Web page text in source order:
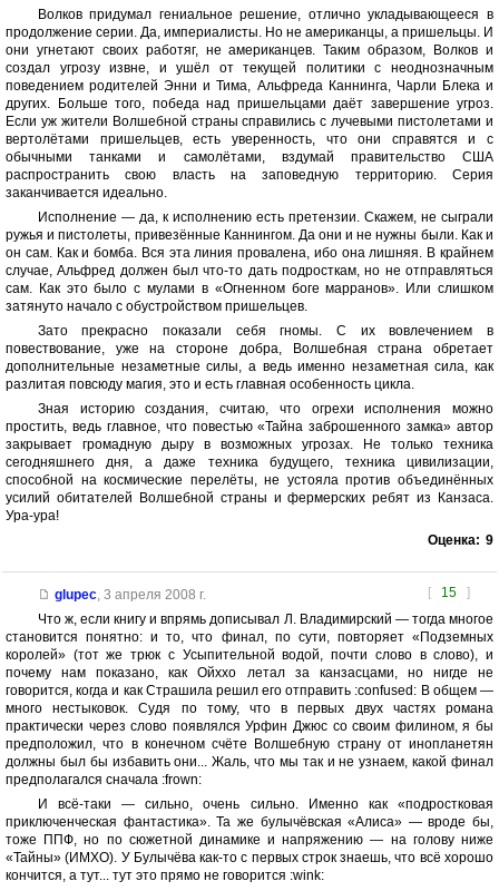
Волков придумал гениальное решение, отлично укладывающееся в
продолжение серии. Да, империалисты. Но не американцы, а пришельцы. И
они угнетают своих работяг, не американцев. Таким образом, Волков и
создал угрозу извне, и ушёл от текущей политики с неоднозначным
поведением родителей Энни и Тима, Альфреда Каннинга, Чарли Блека и
других. Больше того, победа над пришельцами даёт завершение угроз.
Если уж жители Волшебной страны справились с лучевыми пистолетами и
вертолётами пришельцев, есть уверенность, что они справятся и с
обычными танками и самолётами, вздумай правительство США
распространить свою власть на заповедную территорию. Серия
заканчивается идеально.
Исполнение — да, к исполнению есть претензии. Скажем, не сыграли
ружья и пистолеты, привезённые Каннингом. Да они и не нужны были. Как и
он сам. Как и бомба. Вся эта линия провалена, ибо она лишняя. В крайнем
случае, Альфред должен был что-то дать подросткам, но не отправляться
сам. Как это было с мулами в «Огненном боге марранов». Или слишком
затянуто начало с обустройством пришельцев.
Зато прекрасно показали себя гномы. С их вовлечением в
повествование, уже на стороне добра, Волшебная страна обретает
дополнительные незаметные силы, а ведь именно незаметная сила, как
разлитая повсюду магия, это и есть главная особенность цикла.
Зная историю создания, считаю, что огрехи исполнения можно
простить, ведь главное, что повестью «Тайна заброшенного замка» автор
закрывает громадную дыру в возможных угрозах. Не только техника
сегодняшнего дня, а даже техника будущего, техника цивилизации,
способной на космические перелёты, не устояла против объединённых
усилий обитателей Волшебной страны и фермерских ребят из Канзаса.
Ура-ура!
Оценка: 9
[ 15 ]
glupec, 3 апреля 2008 г.
Что ж, если книгу и впрямь дописывал Л. Владимирский — тогда многое
становится понятно: и то, что финал, по сути, повторяет «Подземных
королей» (тот же трюк с Усыпительной водой, почти слово в слово), и
почему нам показано, как Ойххо летал за канзасцами, но нигде не
говорится, когда и как Страшила решил его отправить :confused: В общем —
много нестыковок. Судя по тому, что в первых двух частях романа
практически через слово появлялся Урфин Джюс со своим филином, я бы
предположил, что в конечном счёте Волшебную страну от инопланетян
должны был бы избавить они... Жаль, что мы так и не узнаем, какой финал
предполагался сначала :frown:
И всё-таки — сильно, очень сильно. Именно как «подростковая
приключенческая фантастика». Та же булычёвская «Алиса» — вроде бы,
тоже ППФ, но по сюжетной динамике и напряжению — на голову ниже
«Тайны» (ИМХО). У Булычёва как-то с первых строк знаешь, что всё хорошо
кончится, а тут... тут это прямо не говорится :wink: